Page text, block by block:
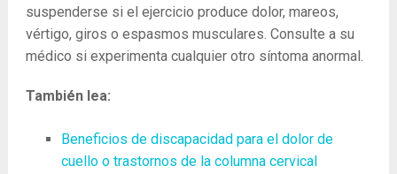
suspenderse si el ejercicio produce dolor, mareos,
vértigo, giros o espasmos musculares. Consulte a su
médico si experimenta cualquier otro síntoma anormal.
También lea:
Beneficios de discapacidad para el dolor de
cuello o trastornos de la columna cervical